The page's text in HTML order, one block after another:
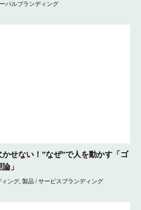
バルブランディング
せない！”なぜ”で人を動かす「ゴ
」
ィング,製品 / サービスブランディング